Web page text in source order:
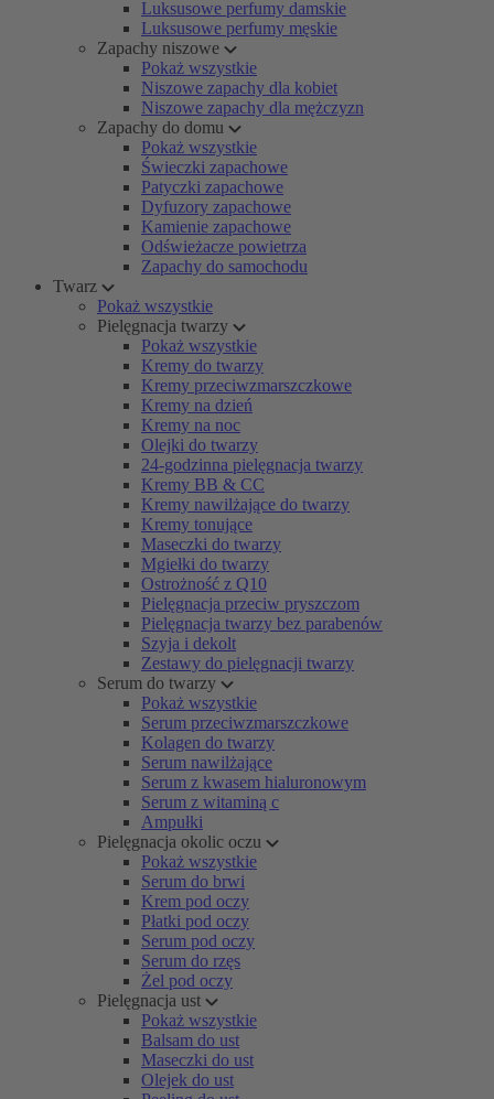
Luksusowe perfumy damskie
Luksusowe perfumy męskie
Zapachy niszowe
Pokaż wszystkie
Niszowe zapachy dla kobiet
Niszowe zapachy dla mężczyzn
Zapachy do domu
Pokaż wszystkie
Świeczki zapachowe
Patyczki zapachowe
Dyfuzory zapachowe
Kamienie zapachowe
Odświeżacze powietrza
Zapachy do samochodu
Twarz
Pokaż wszystkie
Pielęgnacja twarzy
Pokaż wszystkie
Kremy do twarzy
Kremy przeciwzmarszczkowe
Kremy na dzień
Kremy na noc
Olejki do twarzy
24-godzinna pielęgnacja twarzy
Kremy BB & CC
Kremy nawilżające do twarzy
Kremy tonujące
Maseczki do twarzy
Mgiełki do twarzy
Ostrożność z Q10
Pielęgnacja przeciw pryszczom
Pielęgnacja twarzy bez parabenów
Szyja i dekolt
Zestawy do pielęgnacji twarzy
Serum do twarzy
Pokaż wszystkie
Serum przeciwzmarszczkowe
Kolagen do twarzy
Serum nawilżające
Serum z kwasem hialuronowym
Serum z witaminą c
Ampułki
Pielęgnacja okolic oczu
Pokaż wszystkie
Serum do brwi
Krem pod oczy
Płatki pod oczy
Serum pod oczy
Serum do rzęs
Żel pod oczy
Pielęgnacja ust
Pokaż wszystkie
Balsam do ust
Maseczki do ust
Olejek do ust